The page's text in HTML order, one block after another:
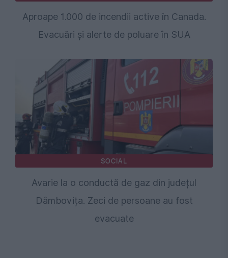
Aproape 1.000 de incendii active în Canada.
Evacuări și alerte de poluare în SUA
SOCIAL
Avarie la o conductă de gaz din județul
Dâmbovița. Zeci de persoane au fost
evacuate